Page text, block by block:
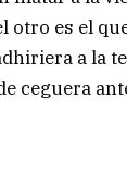
otro es el
a la
ceguera